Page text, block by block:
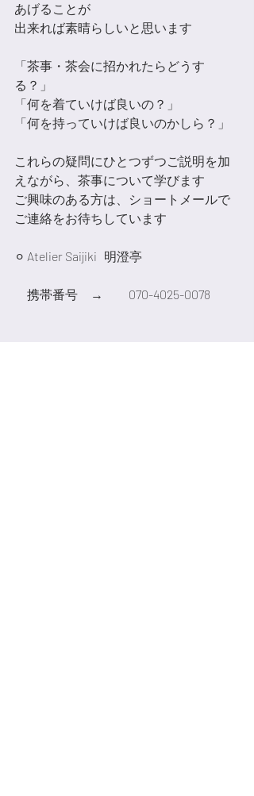
あげることが
出来れば素晴らしいと思います
「茶事・茶会に招かれたらどうす
る？」
「何を着ていけば良いの？」
「何を持っていけば良いのかしら？」
これらの疑問にひとつずつご説明を加
えながら、茶事について学びます
ご興味のある方は、ショートメールで
ご連絡をお待ちしています
⚪︎ Atelier Saijiki   明澄亭
携帯番号　→　　070-4025-0078